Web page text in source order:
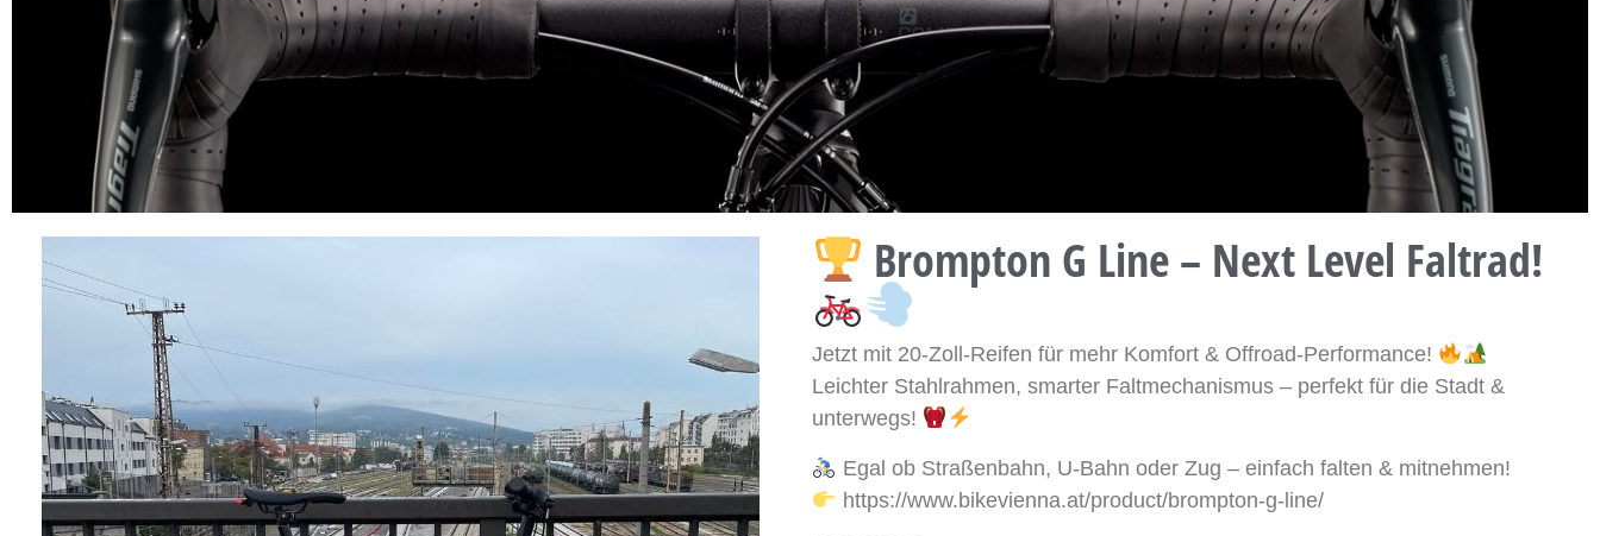
Brompton G Line – Next Level Faltrad!
Jetzt mit 20-Zoll-Reifen für mehr Komfort & Offroad-Performance!
Leichter Stahlrahmen, smarter Faltmechanismus – perfekt für die Stadt &
unterwegs!
Egal ob Straßenbahn, U-Bahn oder Zug – einfach falten & mitnehmen!
https://www.bikevienna.at/product/brompton-g-line/